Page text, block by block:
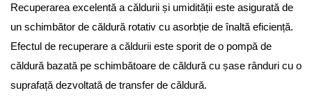
Recuperarea excelentă a căldurii și umidității este asigurată de
un schimbător de căldură rotativ cu asorbție de înaltă eficiență.
Efectul de recuperare a căldurii este sporit de o pompă de
căldură bazată pe schimbătoare de căldură cu șase rânduri cu o
suprafață dezvoltată de transfer de căldură.